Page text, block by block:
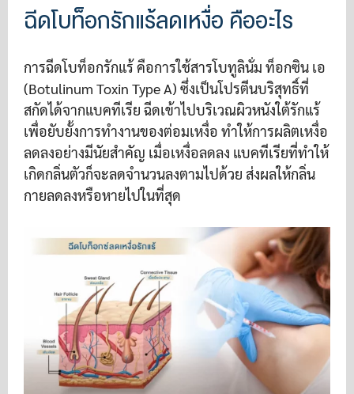
ฉีดโบท็อกรักแร้ลดเหงื่อ คืออะไร
การฉีดโบท็อกรักแร้ คือการใช้สารโบทูลินั่ม ท็อกซิน เอ
(Botulinum Toxin Type A) ซึ่งเป็นโปรตีนบริสุทธิ์ที่
สกัดได้จากแบคทีเรีย ฉีดเข้าไปบริเวณผิวหนังใต้รักแร้
เพื่อยับยั้งการทำงานของต่อมเหงื่อ ทำให้การผลิตเหงื่อ
ลดลงอย่างมีนัยสำคัญ เมื่อเหงื่อลดลง แบคทีเรียที่ทำให้
เกิดกลิ่นตัวก็จะลดจำนวนลงตามไปด้วย ส่งผลให้กลิ่น
กายลดลงหรือหายไปในที่สุด